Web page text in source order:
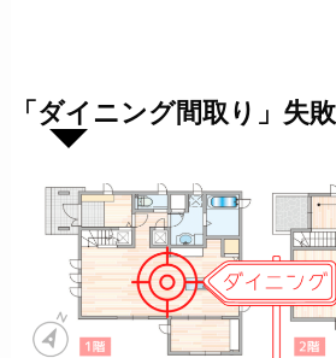
「ダイニング間取り」失